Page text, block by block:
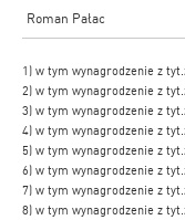
Roman Pałac
1) w tym wynagrodzenie z
2) w tym wynagrodzenie z
3) w tym wynagrodzenie z
4) w tym wynagrodzenie z
5) w tym wynagrodzenie z
6) w tym wynagrodzenie z
7) w tym wynagrodzenie z
8) w tym wynagrodzenie z